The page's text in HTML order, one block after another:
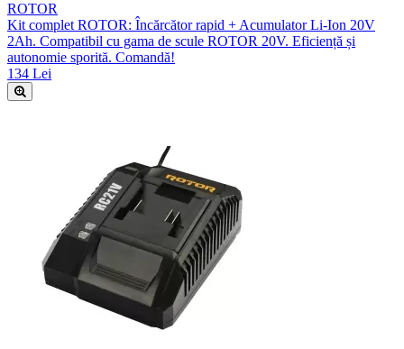
ROTOR
Kit complet ROTOR: Încărcător rapid + Acumulator Li-Ion 20V
2Ah. Compatibil cu gama de scule ROTOR 20V. Eficiență și
autonomie sporită. Comandă!
134 Lei